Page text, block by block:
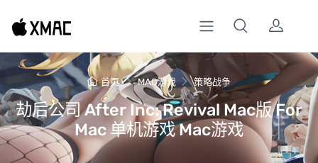
首页 MAC游戏 策略战争
劫后公司 After Inc: Revival Mac版 For
Mac 单机游戏 Mac游戏